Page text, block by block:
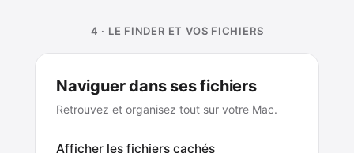
4 · LE FINDER ET VOS FICHIERS
Naviguer dans ses fichiers
Retrouvez et organisez tout sur votre Mac.
Afficher les fichiers cachés